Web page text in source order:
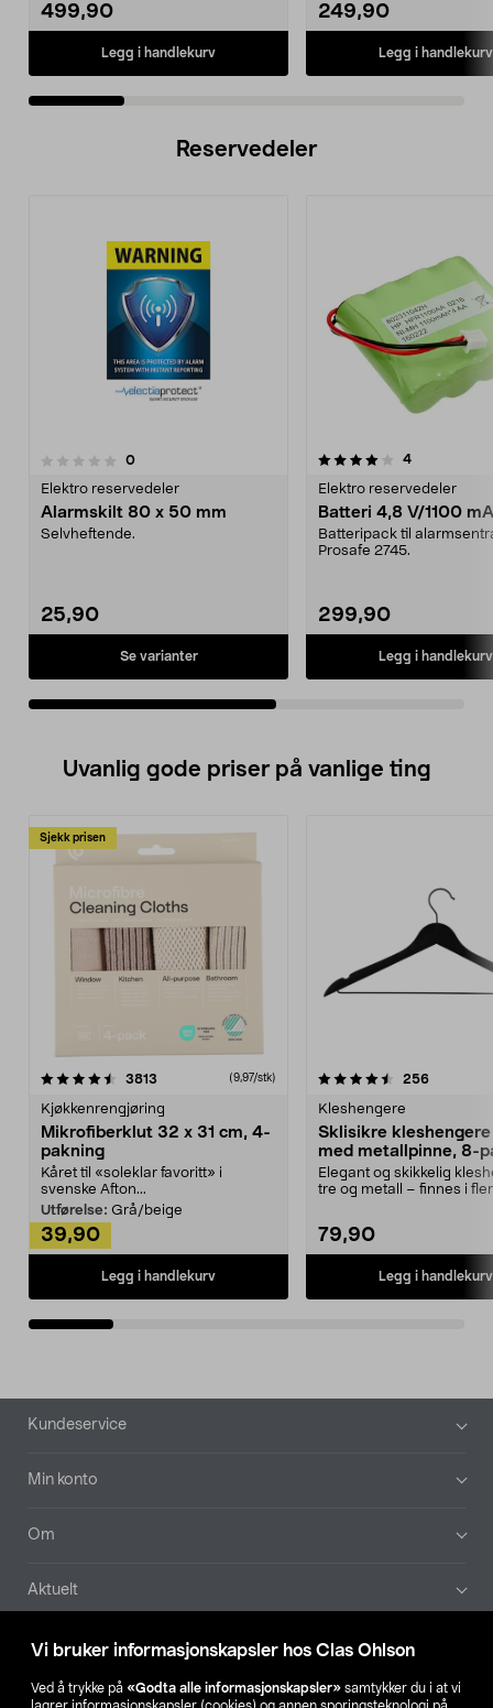
Vi bruker informasjonskapsler hos Clas Ohlson
Ved å trykke på «Godta alle informasjonskapsler» samtykker du i at vi
499,90
Legg i handlekurv
249,90
Legg i handlekurv
Reservedeler
0anmeldelser
Elektro reservedeler
Alarmskilt 80 x 50 mm
Selvheftende.
25,90
Se varianter
4.0av 5 stjerner 4anmeldelser
Elektro reservedeler
Batteri 4,8 V/1100
Batteripack til
Prosafe 2745.
299,90
Legg i handlekurv
0.0av 5 stjerner
Uvanlig gode priser på vanlige ting
Sjekk prisen
3813 anmeldelser(9,97/stk)
Kjøkkenrengjøring
Mikrofiberklut 32 x 31 cm, 4-
pakning
Kåret til «soleklar favoritt» i
svenske Afton...
Utførelse: Grå/beige
39,90
Legg i handlekurv
4.5av 5 stjerner 256
Kleshengere
Sklisikre
med metallpinne, 8-
Elegant og skikkelig
tre og metall – finnes i
79,90
Legg i handlekurv
4.5av 5 stjerner
Bunntekst
Kundeservice
Min konto
Om
Aktuelt
Våre selskaper
Finn din butikk